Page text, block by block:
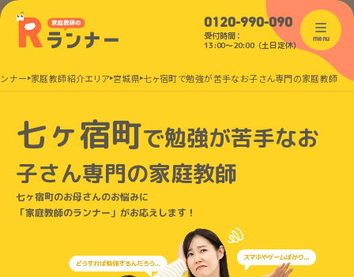
0120-990-090
受付時間：
13:00〜20:00（土日定休）
menu
ナー 家庭教師紹介エリア 宮城県 七ヶ宿町で勉強が苦手なお子さん専門の家庭教師
七ヶ宿町で勉強が苦手なお
子さん専門の家庭教師
七ヶ宿町のお母さんのお悩みに
「家庭教師のランナー」がお応えします！